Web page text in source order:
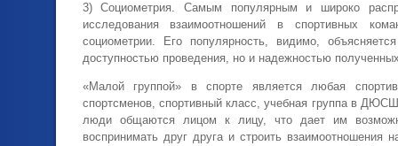
3) Социометрия. Самым популярным и широко
исследования взаимоотношений в спортивных
социометрии. Его популярность, видимо,
доступностью проведения, но и надежностью
«Малой группой» в спорте является любая
спортсменов, спортивный класс, учебная группа в
люди общаются лицом к ли­цу, что дает им
воспринимать друг друга и строить взаимоотношения